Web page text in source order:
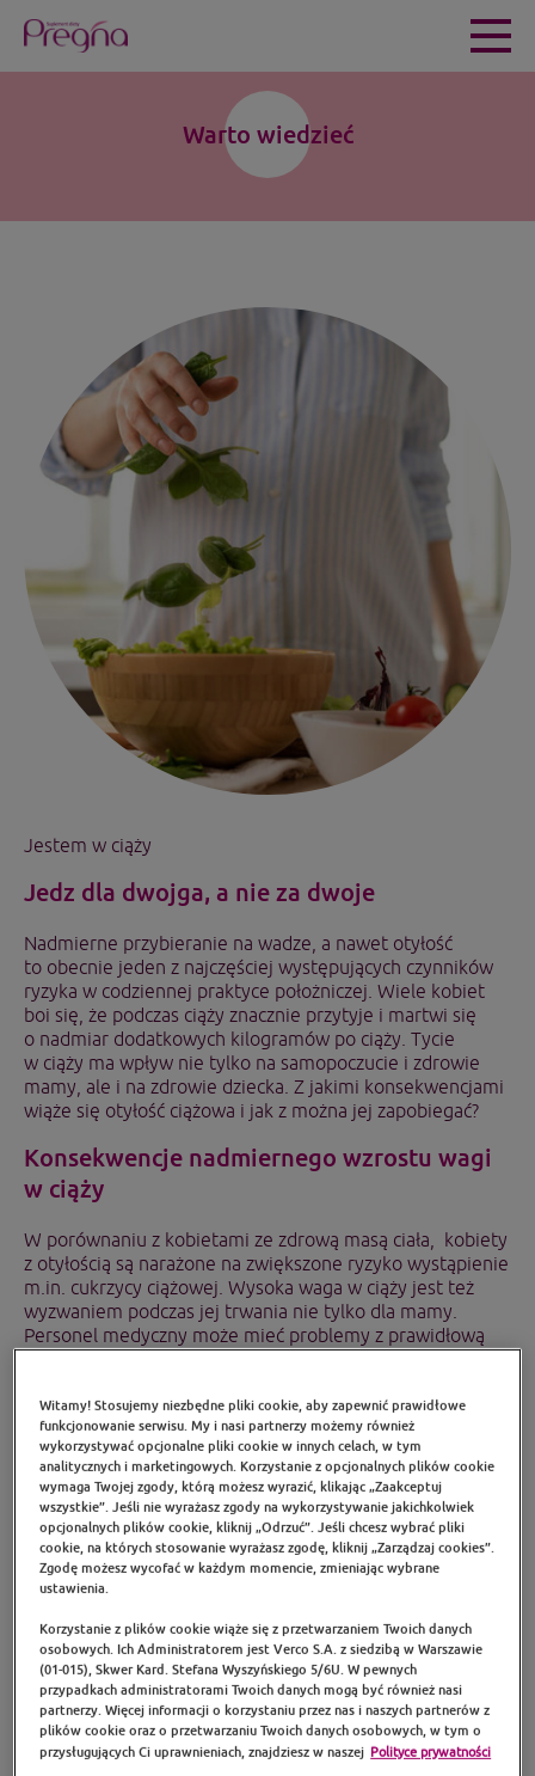
Warto wiedzieć
Jestem w ciąży
Jedz dla dwojga, a nie za dwoje
Nadmierne przybieranie na wadze, a nawet otyłość
to obecnie jeden z najczęściej występujących czynników
ryzyka w codziennej praktyce położniczej. Wiele kobiet
boi się, że podczas ciąży znacznie przytyje i martwi się
o nadmiar dodatkowych kilogramów po ciąży. Tycie
w ciąży ma wpływ nie tylko na samopoczucie i zdrowie
mamy, ale i na zdrowie dziecka. Z jakimi konsekwencjami
wiąże się otyłość ciążowa i jak z można jej zapobiegać?
Konsekwencje nadmiernego wzrostu wagi
w ciąży
W porównaniu z kobietami ze zdrową masą ciała, kobiety
z otyłością są narażone na zwiększone ryzyko wystąpienie
m.in. cukrzycy ciążowej. Wysoka waga w ciąży jest też
wyzwaniem podczas jej trwania nie tylko dla mamy.
Personel medyczny może mieć problemy z prawidłową
narażenie na otyłość wiąże się również ze zwiększonym
ryzykiem rozwoju otyłości i zaburzeń metabolicznych
w dzieciństwie. Pamiętaj jednak, że nawet jeśli przytyłaś
więcej niż zakładałaś to nadal możesz przejść przez ciążę
zwycięsko i urodzić zdrowego malucha.
Bezpiecznie zapobieganie
niekontrolowanego przyrostu wagi
Wystarczy, że bardzo świadomie podejdziesz
do wyzwania jakim jest utrzymanie prawidłowej wagi
w ciąży i:
Będzieszmonitorowałaswojąwagę,
Witamy! Stosujemy niezbędne pliki cookie, aby zapewnić prawidłowe
funkcjonowanie serwisu. My i nasi partnerzy możemy również
wykorzystywać opcjonalne pliki cookie w innych celach, w tym
analitycznych i marketingowych. Korzystanie z opcjonalnych plików cookie
wymaga Twojej zgody, którą możesz wyrazić, klikając „Zaakceptuj
wszystkie”. Jeśli nie wyrażasz zgody na wykorzystywanie jakichkolwiek
opcjonalnych plików cookie, kliknij „Odrzuć”. Jeśli chcesz wybrać pliki
cookie, na których stosowanie wyrażasz zgodę, kliknij „Zarządzaj cookies”.
Zgodę możesz wycofać w każdym momencie, zmieniając wybrane
ustawienia.
Korzystanie z plików cookie wiąże się z przetwarzaniem Twoich danych
osobowych. Ich Administratorem jest Verco S.A. z siedzibą w Warszawie
(01-015), Skwer Kard. Stefana Wyszyńskiego 5/6U. W pewnych
przypadkach administratorami Twoich danych mogą być również nasi
partnerzy. Więcej informacji o korzystaniu przez nas i naszych partnerów z
plików cookie oraz o przetwarzaniu Twoich danych osobowych, w tym o
przysługujących Ci uprawnieniach, znajdziesz w naszej Polityce prywatności